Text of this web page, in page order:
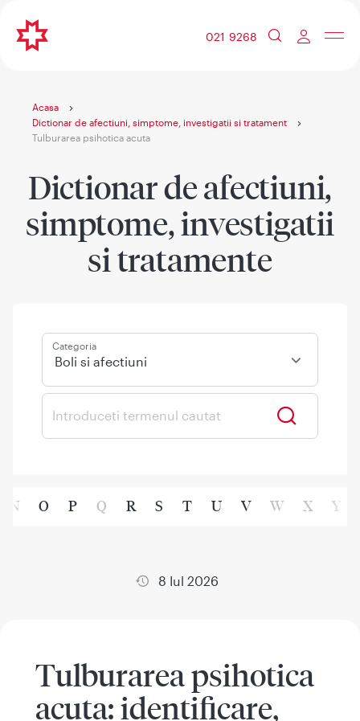
021 9268
Acasa
Dictionar de afectiuni, simptome, investigatii si tratament
Tulburarea psihotica acuta
Dictionar de afectiuni,
simptome, investigatii
si tratamente
Categoria
Boli si afectiuni
N O P Q R S T U V W X Y
8 Iul 2026
Tulburarea psihotica
acuta: identificare,